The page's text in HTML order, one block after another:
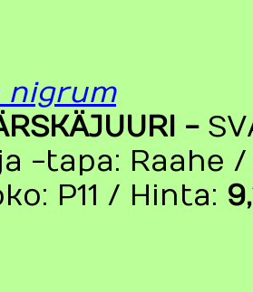
nigrum
-
-tapa: Raahe
P11 / Hinta: